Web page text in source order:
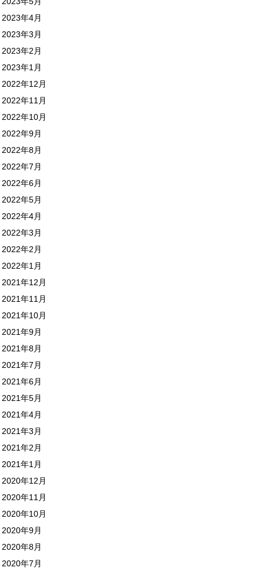
2023年4月
2023年3月
2023年2月
2023年1月
2022年12月
2022年11月
2022年10月
2022年9月
2022年8月
2022年7月
2022年6月
2022年5月
2022年4月
2022年3月
2022年2月
2022年1月
2021年12月
2021年11月
2021年10月
2021年9月
2021年8月
2021年7月
2021年6月
2021年5月
2021年4月
2021年3月
2021年2月
2021年1月
2020年12月
2020年11月
2020年10月
2020年9月
2020年8月
2020年7月